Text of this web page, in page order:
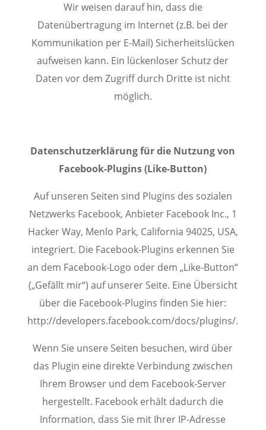
Wir weisen darauf hin, dass die
Datenübertragung im Internet (z.B. bei der
Kommunikation per E-Mail) Sicherheitslücken
aufweisen kann. Ein lückenloser Schutz der
Daten vor dem Zugriff durch Dritte ist nicht
möglich.
Datenschutzerklärung für die Nutzung von
Facebook-Plugins (Like-Button)
Auf unseren Seiten sind Plugins des sozialen
Netzwerks Facebook, Anbieter Facebook Inc., 1
Hacker Way, Menlo Park, California 94025, USA,
integriert. Die Facebook-Plugins erkennen Sie
an dem Facebook-Logo oder dem „Like-Button“
(„Gefällt mir“) auf unserer Seite. Eine Übersicht
über die Facebook-Plugins finden Sie hier:
http://developers.facebook.com/docs/plugins/.
Wenn Sie unsere Seiten besuchen, wird über
das Plugin eine direkte Verbindung zwischen
Ihrem Browser und dem Facebook-Server
hergestellt. Facebook erhält dadurch die
Information, dass Sie mit Ihrer IP-Adresse